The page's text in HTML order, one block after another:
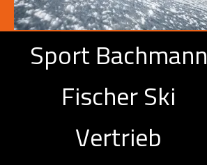
Sport Bachmann
Fischer Ski
Vertrieb